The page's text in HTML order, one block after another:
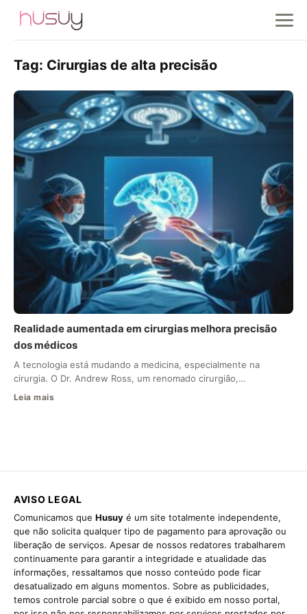
Tag: Cirurgias de alta precisão
Realidade aumentada em cirurgias melhora precisão
dos médicos
A tecnologia está mudando a medicina, especialmente na
cirurgia. O Dr. Andrew Ross, um renomado cirurgião,…
Leia mais
AVISO LEGAL
Comunicamos que Husuy é um site totalmente independente,
que não solicita qualquer tipo de pagamento para aprovação ou
liberação de serviços. Apesar de nossos redatores trabalharem
continuamente para garantir a integridade e atualidade das
informações, ressaltamos que nosso conteúdo pode ficar
desatualizado em alguns momentos. Sobre as publicidades,
temos controle parcial sobre o que é exibido em nosso portal,